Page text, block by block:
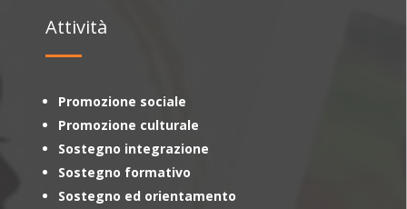
Attività
Promozione sociale
Promozione culturale
Sostegno integrazione
Sostegno formativo
Sostegno ed orientamento